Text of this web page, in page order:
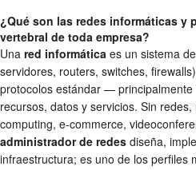
¿Qué son las redes informáticas y
vertebral de toda empresa?
Una red informática es un sistema
servidores, routers, switches,
protocolos estándar — principalmente
recursos, datos y servicios. Sin
computing, e-commerce,
administrador de redes diseña,
infraestructura; es uno de los perfiles